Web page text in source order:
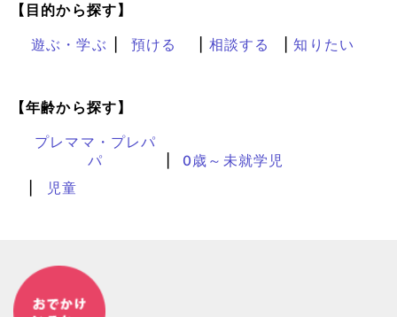
【目的から探す】
遊ぶ・学ぶ 預ける 相談する 知りたい
【年齢から探す】
プレママ・プレパ
パ
0歳～未就学児
児童